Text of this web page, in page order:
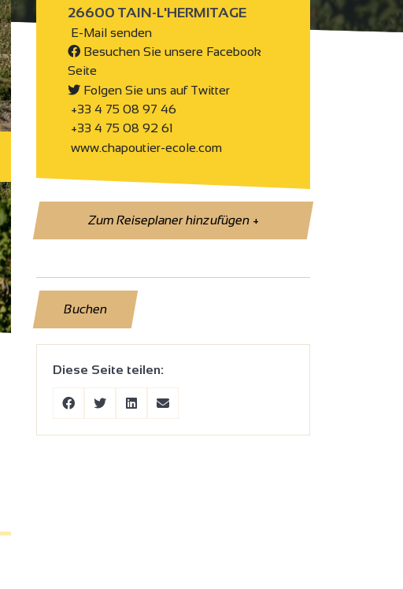
26600 TAIN-L'HERMITAGE
E-Mail senden
Besuchen Sie unsere Facebook
Seite
Folgen Sie uns auf Twitter
+33 4 75 08 97 46
+33 4 75 08 92 61
www.chapoutier-ecole.com
Zum Reiseplaner hinzufügen+
Buchen
Diese Seite teilen: